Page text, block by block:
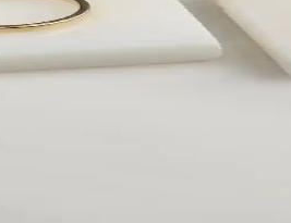
Daha Uygun Olduğu
Ürünlerin özellikleri, kullanıcı
Tepsisi Tanıtımı